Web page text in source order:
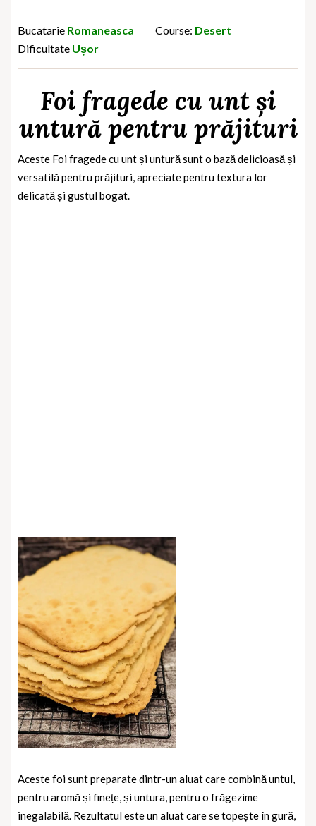
Bucatarie Romaneasca Course: Desert
Dificultate Ușor
Foi fragede cu unt și
untură pentru prăjituri
Aceste Foi fragede cu unt și untură sunt o bază delicioasă și
versatilă pentru prăjituri, apreciate pentru textura lor
delicată și gustul bogat.
Aceste foi sunt preparate dintr-un aluat care combină untul,
pentru aromă și finețe, și untura, pentru o frăgezime
inegalabilă. Rezultatul este un aluat care se topește în gură,